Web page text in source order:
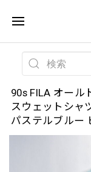
90s FILA オール
スウェットシャ
パステルブルー